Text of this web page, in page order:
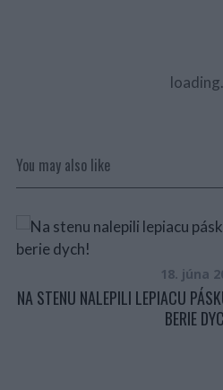
You may also like
18. júna
NA STENU NALEPILI LEPIACU
BERIE